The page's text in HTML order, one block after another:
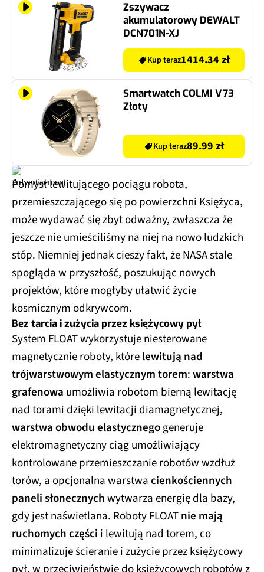
Zszywacz
akumulatorowy DEWALT
DCN701N-XJ
Kup teraz1414.34 zł
Smartwatch COLMI V73
Złoty
Kup teraz89.99 zł
Pomysł lewitującego pociągu robota,
przemieszczającego się po powierzchni Księżyca,
może wydawać się zbyt odważny, zwłaszcza że
jeszcze nie umieściliśmy na niej na nowo ludzkich
stóp. Niemniej jednak cieszy fakt, że NASA stale
spogląda w przyszłość, poszukując nowych
projektów, które mogłyby ułatwić życie
kosmicznym odkrywcom.
Bez tarcia i zużycia przez księżycowy pył
System FLOAT wykorzystuje niesterowane
magnetycznie roboty, którelewitują nad
trójwarstwowym elastycznym torem:warstwa
grafenowa umożliwia robotom bierną lewitację
nad torami dzięki lewitacji diamagnetycznej,
warstwa obwodu elastycznegogeneruje
elektromagnetyczny ciąg umożliwiający
kontrolowane przemieszczanie robotów wzdłuż
torów, a opcjonalna warstwacienkościennych
paneli słonecznychwytwarza energię dla bazy,
gdy jest naświetlana. Roboty FLOATnie mają
ruchomych części i lewitują nad torem, co
minimalizuje ścieranie i zużycie przez księżycowy